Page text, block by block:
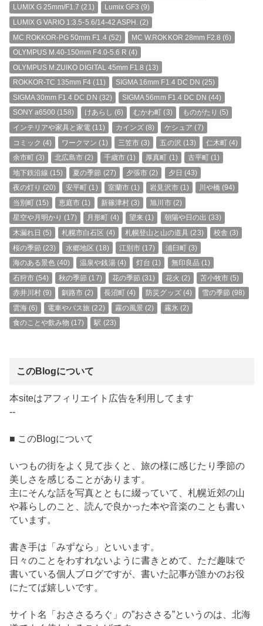
LUMIX G 25mm/F1.7 (21) Lumix GF3 (9)
LUMIX G VARIO 1:3.5-5.6/14-42 ASPH. (2)
MC ROKKOR-PG 50mm F1.4(52) MC W.ROKKOR 28mm F2.8 (6)
OLYMPUS M.40-150mm F4.0-5.6 R (4)
OLYMPUS M.ZUIKO DIGITAL 45mm F1.8 (13)
ROKKOR-TC 135mm F4 (11) SIGMA 16mm F1.4 DC DN (25)
SIGMA 30mm F1.4 DC DN (32) SIGMA 56mm F1.4 DC DN (44)
SONY a6500 (158) けあらし (6) むかわ町 (3) ものがたり (5)
インテリアや家具と家電 (11) カインズ(8) ケシュア (7)
コミック (4) ワークマン (1) 三笠市 (3) 五の沢 (13) 仁木町 (4)
余市町(3) 北広島市 (2) 千歳市(1) 厚真町 (1) 古平町 (1)
地下鉄沿線 (15) 夏の季節 (27) 夕張市 (2) 夕日 (43)
夜の灯り (20) 安平町 (1) 室蘭市(1) 岩見沢市(1) 川や橋 (94)
当別町(15) 恵庭市 (1) 新篠津村(3) 旭川市(2)
星空や月明かり (17) 月形町 (4) 望来 (1) 朝陽や日の出 (33)
木漏れ日 (5) 札幌市白石区 (4) 札幌登山と山の道具 (23) 校舎 (3)
桜の季節 (23) 水郷地区 (18) 江別市 (17) 浦臼町(3)
海のある景色(40) 温泉や銭湯(4) 灯台 (1) 無印良品 (1)
石狩市(54) 秋の季節 (17) 花の季節 (31) 花火 (2) 苫小牧市 (5)
赤井川村(9) 釧路市 (2) 長沼町(4) 防災グッズ(4) 雪の季節 (98)
雲海(6) 電車やバス旅 (22) 霧の風景 (2) 霧氷 (2)
食のことや飲み物 (17) 駅 (23)
このBlogについて
本siteはアフィリエイト広告を利用してます
--
■ このBlogについて
いつもの街をよく見て歩くと、旅の様に感じたり季節の
美しさを感じることがあります。
主にそんな話を写真とともに綴っていて、札幌近郊の山
や暮らしのこと、読んで良かった本や音楽のことも書い
ています。
書き手は「みずなら」といいます。
日々のことをわすれないように書きとめて、ただ趣味で
書いている個人ブログですが、書いた記事が誰かのお役
にたてば嬉しいです。
サイト名「おささるろぐ」の”おささる”というのは、北海